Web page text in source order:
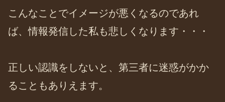
こんなことでイメージが悪くなるのであれ
ば、情報発信した私も悲しくなります・・・
正しい認識をしないと、第三者に迷惑がかか
ることもありえます。